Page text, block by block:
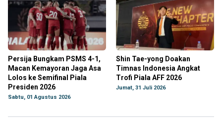
Persija Bungkam PSMS 4-1,
Macan Kemayoran Jaga Asa
Lolos ke Semifinal Piala
Presiden 2026
Sabtu, 01 Agustus 2026
Shin Tae-yong Doakan
Timnas Indonesia Angkat
Trofi Piala AFF 2026
Jumat, 31 Juli 2026